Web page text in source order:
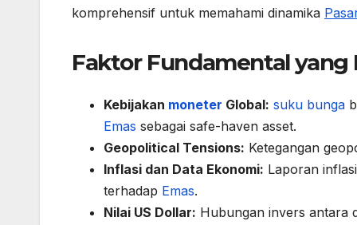
komprehensif untuk memahami dinamika
Faktor Fundamental
Kebijakan moneter Global: suku bunga
Emas sebagai safe-haven asset.
Geopolitical Tensions: Ketegangan
Inflasi dan Data Ekonomi: Laporan
terhadap Emas.
Nilai US Dollar: Hubungan invers antara